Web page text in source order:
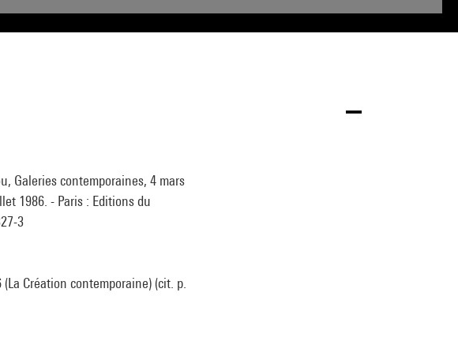
Galeries contemporaines, 4 mars
1986. - Paris : Editions du
3
Création contemporaine) (cit. p.